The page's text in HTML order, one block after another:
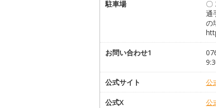
駐車場
〇
通
の
お問い合わせ1
公式サイト 公
公式X 公